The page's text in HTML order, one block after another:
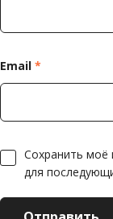
Email *
Сохранить моё
для